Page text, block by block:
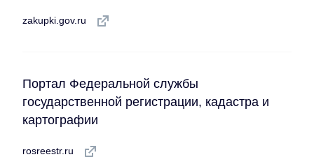
zakupki.gov.ru
Портал Федеральной службы
государственной регистрации, кадастра и
картографии
rosreestr.ru